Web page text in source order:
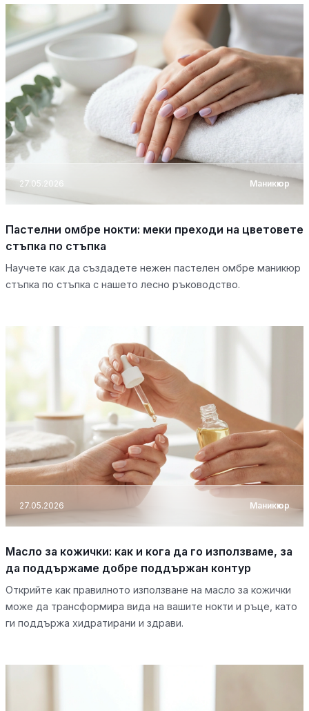
27.05.2026 Маникюр
Пастелни омбре нокти: меки преходи на цветовете
стъпка по стъпка
Научете как да създадете нежен пастелен омбре маникюр
стъпка по стъпка с нашето лесно ръководство.
27.05.2026 Маникюр
Масло за кожички: как и кога да го използваме, за
да поддържаме добре поддържан контур
Открийте как правилното използване на масло за кожички
може да трансформира вида на вашите нокти и ръце, като
ги поддържа хидратирани и здрави.